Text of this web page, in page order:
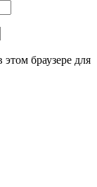
браузере для